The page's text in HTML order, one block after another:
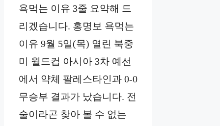
욕먹는 이유 3줄 요약해 드
리겠습니다. 홍명보 욕먹는
이유 9월 5일(목) 열린 북중
미 월드컵 아시아 3차 예선
에서 약체 팔레스타인과 0-0
무승부 결과가 났습니다. 전
술이라곤 찾아 볼 수 없는